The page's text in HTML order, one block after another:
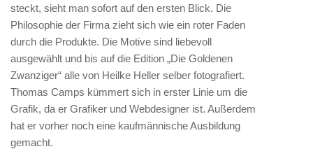
steckt, sieht man sofort auf den ersten Blick. Die
Philosophie der Firma zieht sich wie ein roter Faden
durch die Produkte. Die Motive sind liebevoll
ausgewählt und bis auf die Edition „Die Goldenen
Zwanziger“ alle von Heilke Heller selber fotografiert.
Thomas Camps kümmert sich in erster Linie um die
Grafik, da er Grafiker und Webdesigner ist. Außerdem
hat er vorher noch eine kaufmännische Ausbildung
gemacht.